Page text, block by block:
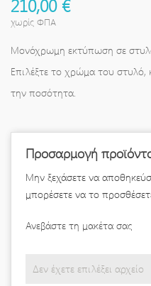
210,00 €
χωρίς ΦΠΑ
Μονόχρωμη εκτύπωση σε
Επιλέξτε το χρώμα του στυλό,
την ποσότητα.
Προσαρμογή
Μην ξεχάσετε να
μπορέσετε να το
Ανεβάστε τη μακέτα σας
Δεν έχετε επιλέξει αρχείο